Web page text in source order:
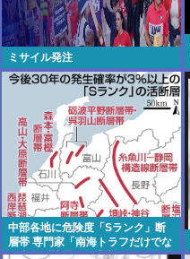
ミサイル発注
中部各地に危険度「Sランク」断
層帯 専門家「南海トラフだけでな
く直下型地震にも注意を」